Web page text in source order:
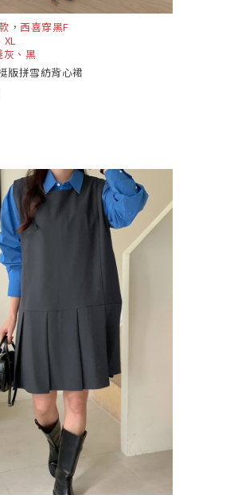
，西喜穿黑F
、黑
版拼雪紡背心裙